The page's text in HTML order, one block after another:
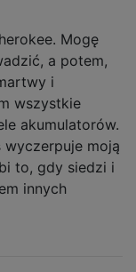
Mogę
a potem,
i
wszystkie
akumulatorów.
wyczerpuje moją
to, gdy siedzi i
innych